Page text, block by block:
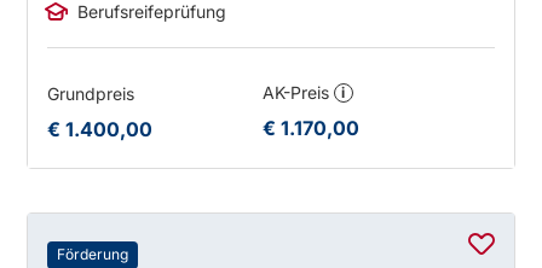
Berufsreifeprüfung
Grundpreis
€ 1.400,00
AK-Preis i
€ 1.170,00
Förderung